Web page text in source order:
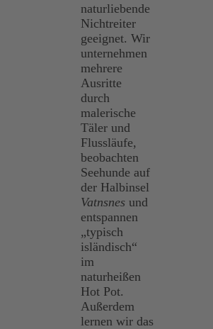
naturliebende
Nichtreiter
geeignet. Wir
unternehmen
mehrere
Ausritte
durch
malerische
Täler und
Flussläufe,
beobachten
Seehunde auf
der Halbinsel
Vatnsnes und
entspannen
„typisch
isländisch“
im
naturheißen
Hot Pot.
Außerdem
lernen wir das